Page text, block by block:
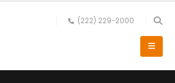
(222) 229-2000